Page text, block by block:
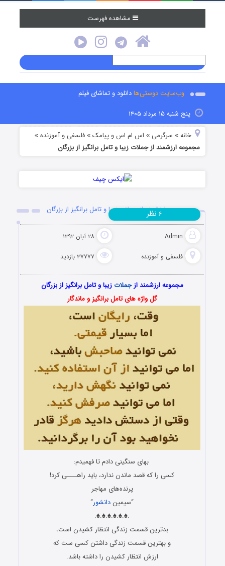
مشاهده فهرست
وب‌سایت دوستی‌هادانلود و تماشای فیلم
پنج شنبه ۱۵ مرداد ۱۴۰۵
خانه » سرگرمی » اس ام اس و پیامک »فلسفی و آموزنده »
مجموعه ارزشمند از جملات زیبا و تامل برانگیز از بزرگان
مجموعه ارزشمند از جملات زیبا و تامل برانگیز از بزرگان
Admin ۲۸ آبان ۱۳۹۲
فلسفی و آموزنده ۳۷۷۷۷ بازدید
۶ نظر
مجموعه ارزشمند ازجملات زیبا و تامل برانگیز از بزرگان
گل واژه های تامل برانگیز و ماندگار
بهای سنگینی دادم تا فهمیدم:
کسی را که قصد ماندن ندارد، باید راهــــی کرد!
پرنده‌های مهاجر
“سیمین دانشور“
.♠.♠.♠.♠.♠.♠.
بدترین قسمت زندگی انتظار کشیدن است،
و بهترین قسمت زندگی داشتن کسی ست که
ارزش انتظار کشیدن را داشته باشد.